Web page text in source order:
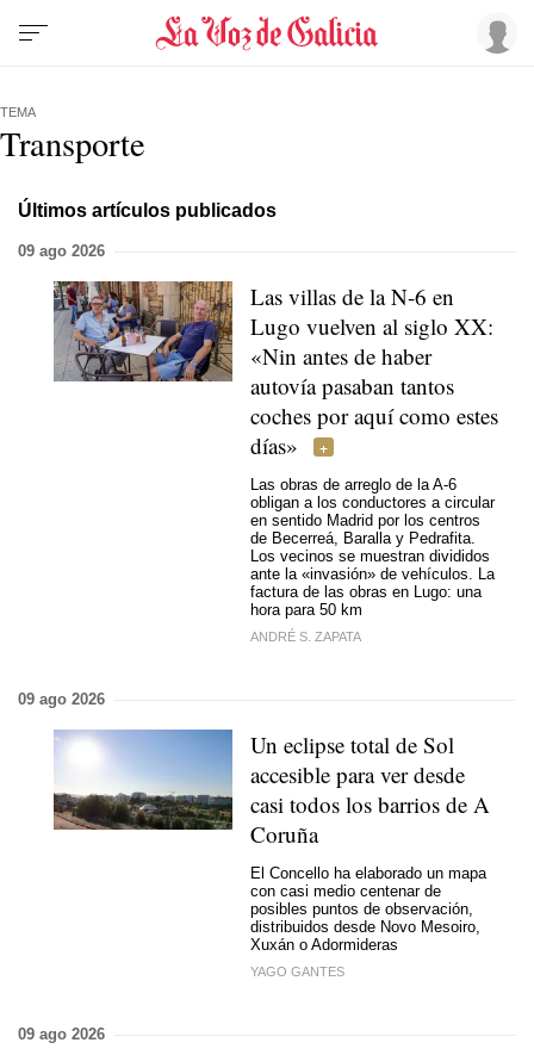
TEMA
Transporte
Últimos artículos publicados
09 ago 2026
Las villas de la N-6 en
Lugo vuelven al siglo XX:
«Nin antes de haber
autovía pasaban tantos
coches por aquí como estes
días»
Las obras de arreglo de la A-6
obligan a los conductores a circular
en sentido Madrid por los centros
de Becerreá, Baralla y Pedrafita.
Los vecinos se muestran divididos
ante la «invasión» de vehículos. La
factura de las obras en Lugo: una
hora para 50 km
ANDRÉ S. ZAPATA
09 ago 2026
Un eclipse total de Sol
accesible para ver desde
casi todos los barrios de A
Coruña
El Concello ha elaborado un mapa
con casi medio centenar de
posibles puntos de observación,
distribuidos desde Novo Mesoiro,
Xuxán o Adormideras
YAGO GANTES
09 ago 2026